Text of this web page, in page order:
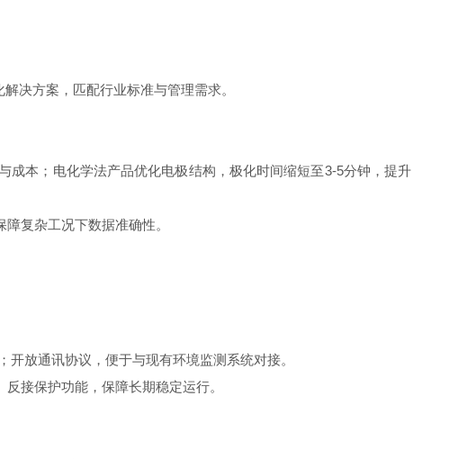
决方案，匹配行业标准与管理需求。
本；电化学法产品优化电极结构，极化时间缩短至3-5分钟，提升
复杂工况下数据准确性。
放通讯协议，便于与现有环境监测系统对接。
接保护功能，保障长期稳定运行。